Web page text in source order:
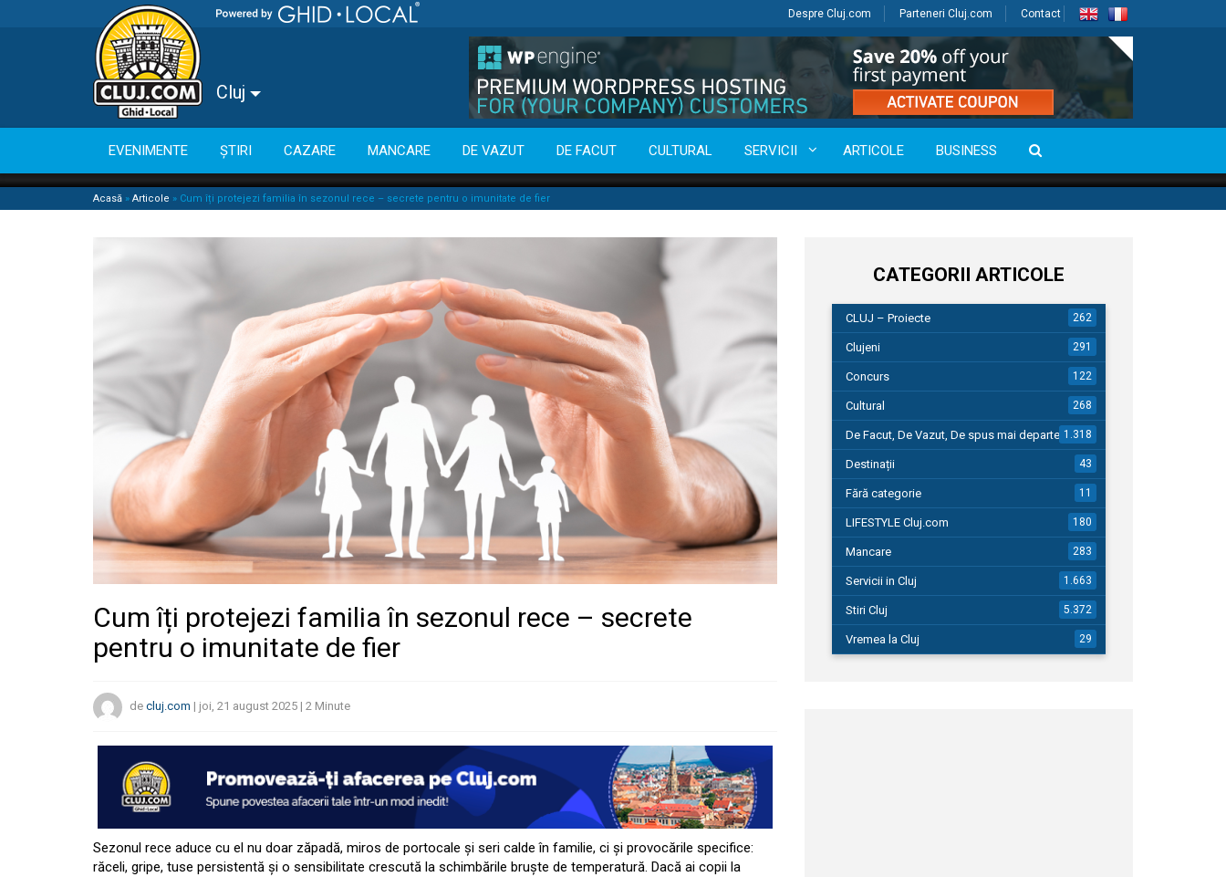
Despre Cluj.com Parteneri Cluj.com Contact
Cluj
EVENIMENTE ȘTIRI CAZARE MANCARE DE VAZUT DE FACUT CULTURAL SERVICII ARTICOLE BUSINESS
Acasă » Articole » Cum îți protejezi familia în sezonul rece – secrete pentru o imunitate de fier
Cum îți protejezi familia în sezonul rece – secrete
pentru o imunitate de fier
de cluj.com | joi, 21 august 2025 | 2 Minute
Sezonul rece aduce cu el nu doar zăpadă, miros de portocale și seri calde în familie, ci și provocările specifice:
răceli, gripe, tuse persistentă și o sensibilitate crescută la schimbările bruște de temperatură. Dacă ai copii la
CATEGORII ARTICOLE
CLUJ – Proiecte 262
Clujeni 291
Concurs 122
Cultural 268
De Facut, De Vazut, De spus mai departe…1.318
Destinații 43
Fără categorie 11
LIFESTYLE Cluj.com 180
Mancare 283
Servicii in Cluj 1.663
Stiri Cluj 5.372
Vremea la Cluj 29